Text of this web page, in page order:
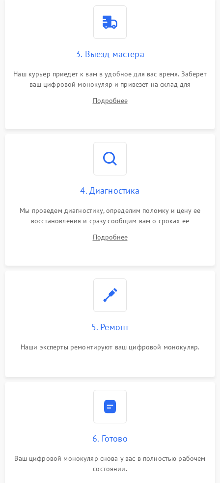
3. Выезд мастера
Наш курьер приедет к вам в удобное для вас время. Заберет
ваш цифровой монокуляр и привезет на склад для
Подробнее
4. Диагностика
Мы проведем диагностику, определим поломку и цену ее
восстановления и сразу сообщим вам о сроках ее
Подробнее
5. Ремонт
Наши эксперты ремонтируют ваш цифровой монокуляр.
6. Готово
Ваш цифровой монокуляр снова у вас в полностью рабочем
состоянии.